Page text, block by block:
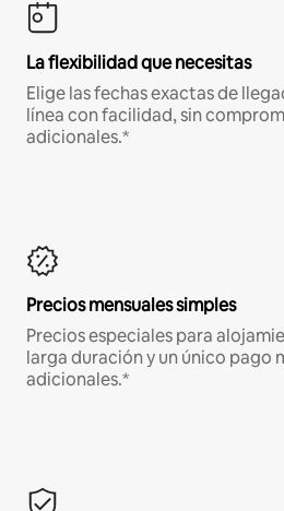
La flexibilidad que necesitas
Elige las fechas exactas de
línea con facilidad, sin
adicionales.*
Precios mensuales simples
Precios especiales para
larga duración y un único pago
adicionales.*